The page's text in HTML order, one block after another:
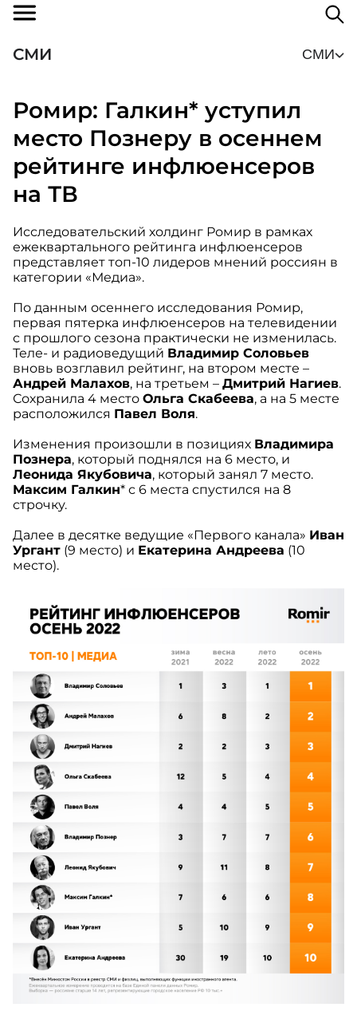
СМИ СМИ
Ромир: Галкин* уступил
место Познеру в осеннем
рейтинге инфлюенсеров
на ТВ
Исследовательский холдинг Ромир в рамках
ежеквартального рейтинга инфлюенсеров
представляет топ-10 лидеров мнений россиян в
категории «Медиа».
По данным осеннего исследования Ромир,
первая пятерка инфлюенсеров на телевидении
с прошлого сезона практически не изменилась.
Теле- и радиоведущий Владимир Соловьев
вновь возглавил рейтинг, на втором месте –
Андрей Малахов, на третьем – Дмитрий Нагиев.
Сохранила 4 место Ольга Скабеева, а на 5 месте
расположился Павел Воля.
Изменения произошли в позициях Владимира
Познера, который поднялся на 6 место, и
Леонида Якубовича, который занял 7 место.
Максим Галкин* с 6 места спустился на 8
строчку.
Далее в десятке ведущие «Первого канала» Иван
Ургант (9 место) и Екатерина Андреева (10
место).